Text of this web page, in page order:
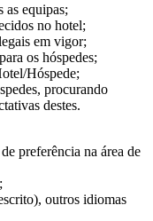
as equipas;
no hotel;
em vigor;
os hóspedes;
Hóspede;
procurando
destes.
preferência na área de
outros idiomas